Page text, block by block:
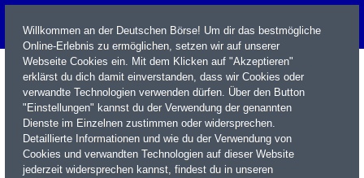
Name / WKN / ISIN / Kürzel
Willkommen an der Deutschen Börse! Um dir das bestmögliche
Online-Erlebnis zu ermöglichen, setzen wir auf unserer
Webseite Cookies ein. Mit dem Klicken auf "Akzeptieren"
erklärst du dich damit einverstanden, dass wir Cookies oder
verwandte Technologien verwenden dürfen. Über den Button
"Einstellungen" kannst du der Verwendung der genannten
Dienste im Einzelnen zustimmen oder widersprechen.
Detaillierte Informationen und wie du der Verwendung von
Cookies und verwandten Technologien auf dieser Website
jederzeit widersprechen kannst, findest du in unseren